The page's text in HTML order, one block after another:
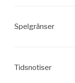
Spelgränser
Tidsnotiser